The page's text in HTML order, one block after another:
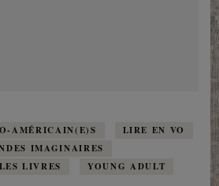
AMÉRICAIN(E)S
LIRE EN VO
IMAGINAIRES
LIVRES
YOUNG ADULT